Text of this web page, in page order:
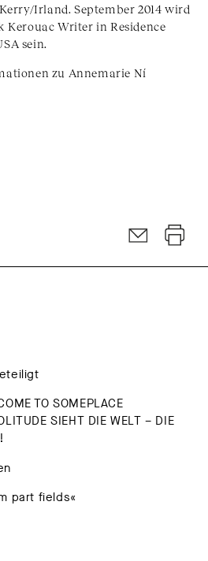
Irland. September 2014 wird
Kerouac Writer in Residence
sein.
zu Annemarie Ní
TO SOMEPLACE
SIEHT DIE WELT – DIE
part fields«